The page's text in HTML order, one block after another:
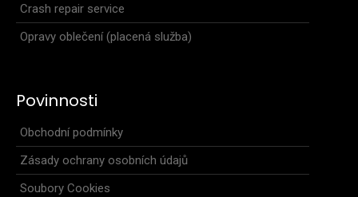
Crash repair service
Opravy oblečení (placená služba)
Povinnosti
Obchodní podmínky
Zásady ochrany osobních údajů
Soubory Cookies